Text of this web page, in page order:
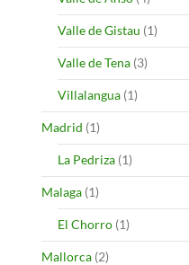
Valle de Gistau (1)
Valle de Tena (3)
Villalangua (1)
Madrid (1)
La Pedriza (1)
Malaga (1)
El Chorro (1)
Mallorca (2)